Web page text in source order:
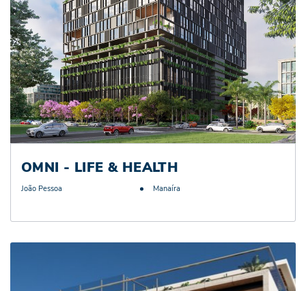
OMNI - LIFE & HEALTH
João Pessoa Manaíra